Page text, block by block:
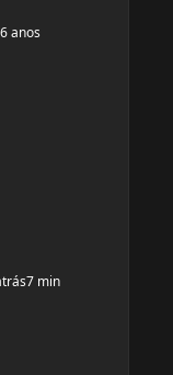
6 anos
7 min